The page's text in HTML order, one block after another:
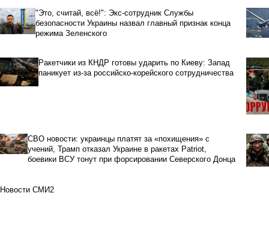
"Это, считай, всё!": Экс-сотрудник Службы
безопасности Украины назвал главный признак конца
режима Зеленского
Ракетчики из КНДР готовы ударить по Киеву: Запад
паникует из-за российско-корейского сотрудничества
СВО новости: украинцы платят за «похищения» с
учений, Трамп отказал Украине в ракетах Patriot,
боевики ВСУ тонут при форсировании Северского Донца
Новости СМИ2